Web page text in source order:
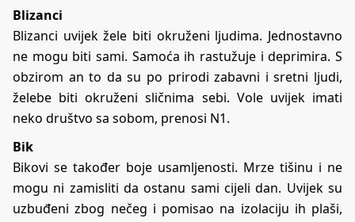
Blizanci
Blizanci uvijek žele biti okruženi ljudima. Jednostavno
ne mogu biti sami. Samoća ih rastužuje i deprimira. S
obzirom an to da su po prirodi zabavni i sretni ljudi,
želebe biti okruženi sličnima sebi. Vole uvijek imati
neko društvo sa sobom, prenosi N1.
Bik
Bikovi se također boje usamljenosti. Mrze tišinu i ne
mogu ni zamisliti da ostanu sami cijeli dan. Uvijek su
uzbuđeni zbog nečeg i pomisao na izolaciju ih plaši,